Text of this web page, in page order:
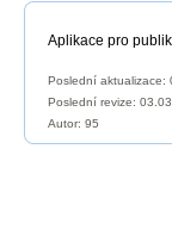
Aplikace pro
Poslední aktualizace:
Poslední revize:
Autor: 95